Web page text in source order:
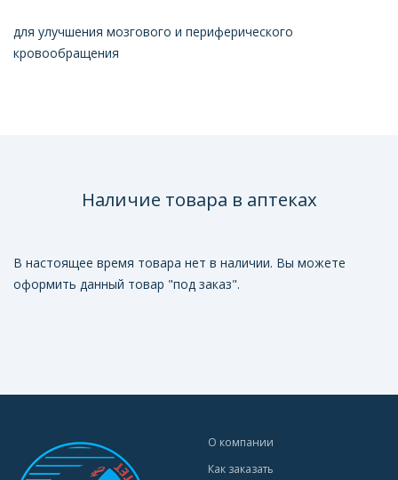
для улучшения мозгового и периферического
кровообращения
Наличие товара в аптеках
В настоящее время товара нет в наличии. Вы можете
оформить данный товар "под заказ".
О компании
Как заказать